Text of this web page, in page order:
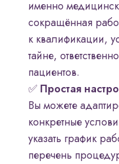
именно
сокращённая
к квалификации,
тайне,
пациентов.
✅ Простая
Вы можете
конкретные
указать график
перечень